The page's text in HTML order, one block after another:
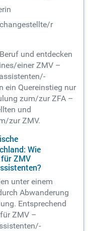
r
und entdecken
einer ZMV –
ein Quereinstieg nur
zum/zur ZFA –
und
zur ZMV.
Wie
ZMV
unter einem
Abwanderung
Entsprechend
ZMV –